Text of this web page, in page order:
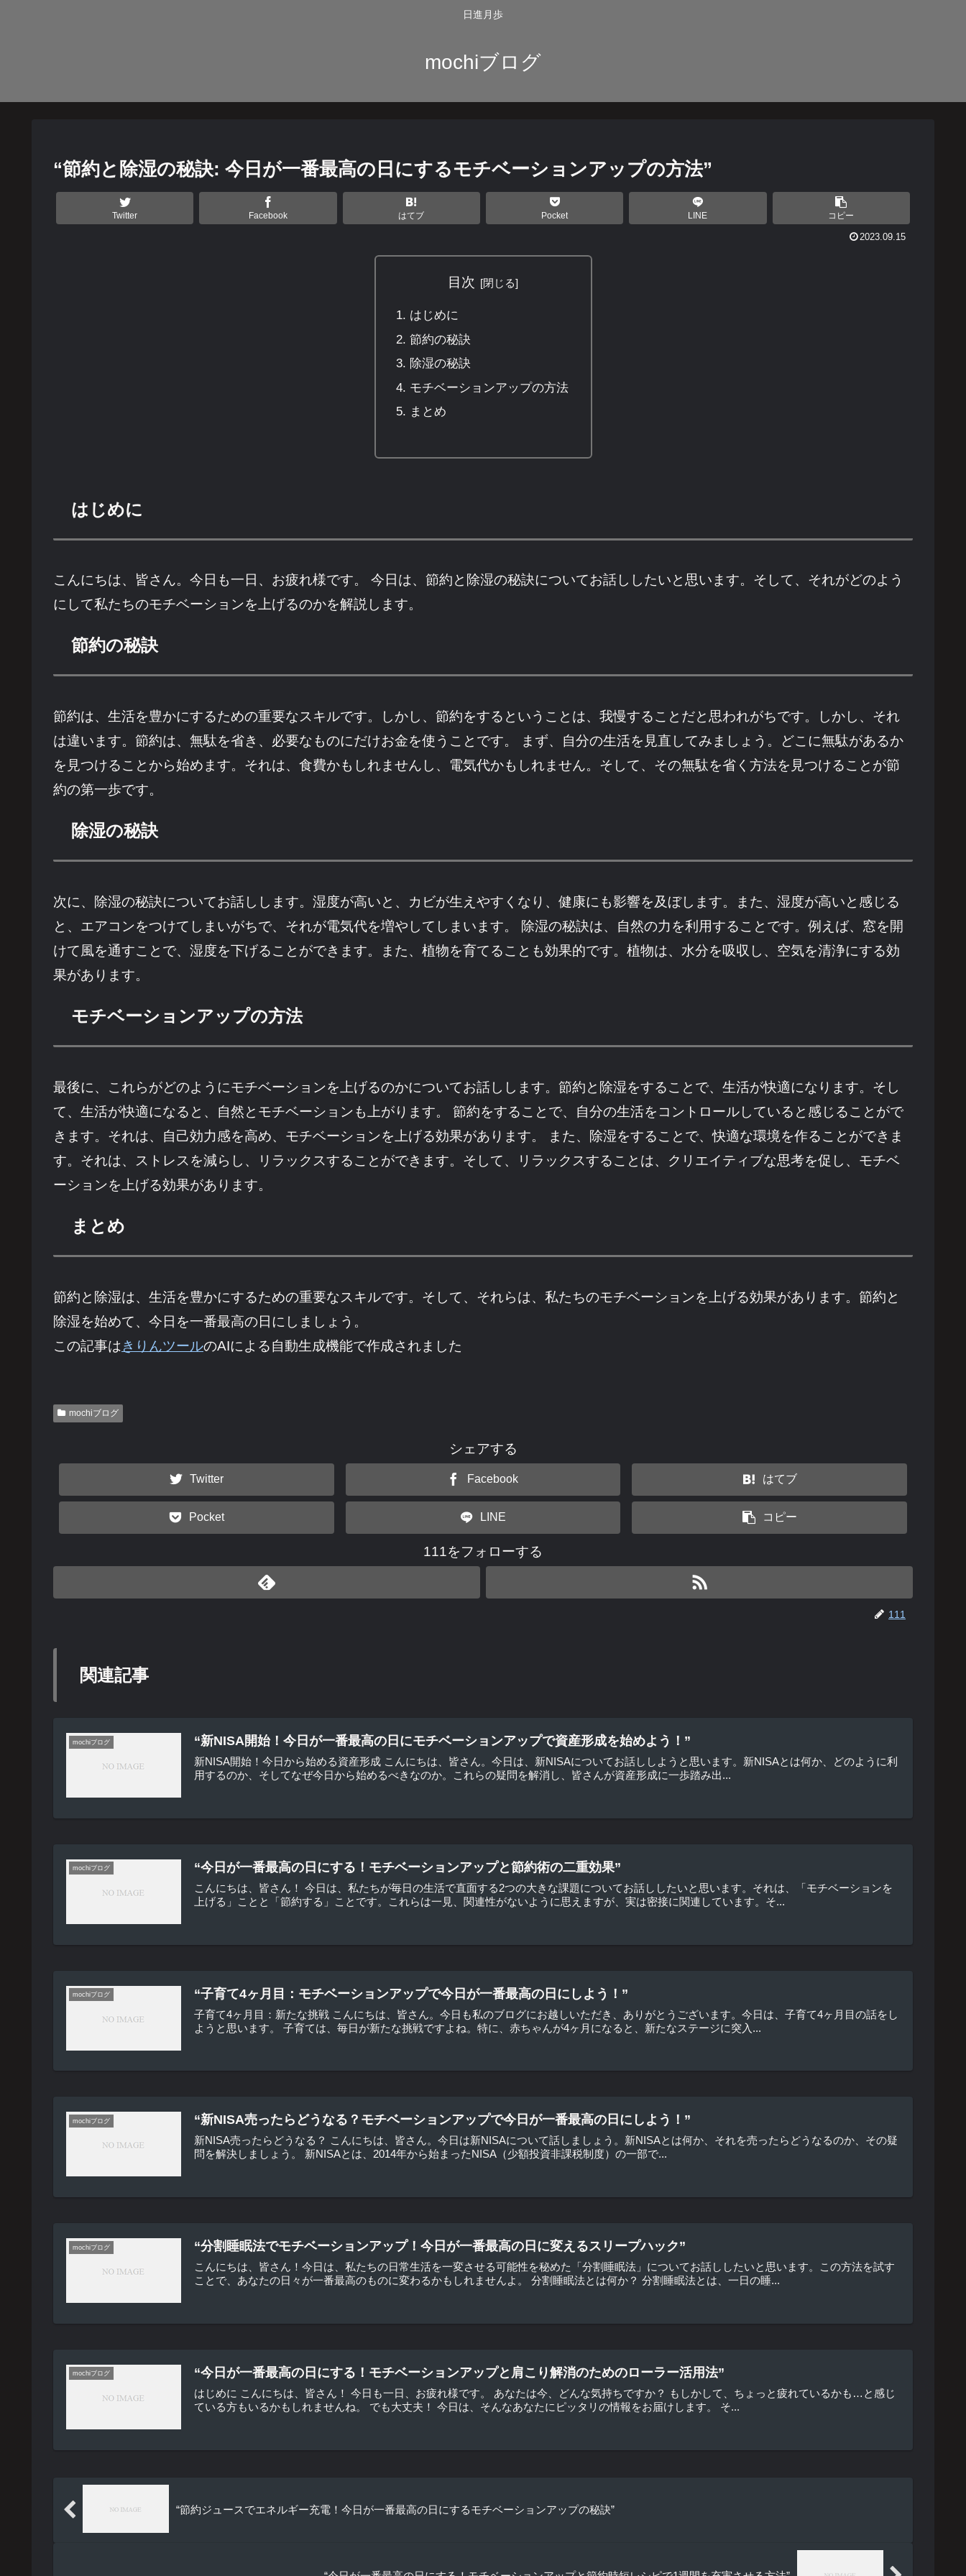
日進月歩
mochiブログ
“節約と除湿の秘訣: 今日が一番最高の日にするモチベーションアップの方法”
Twitter Facebook はてブ Pocket LINE コピー
2023.09.15
目次
はじめに
節約の秘訣
除湿の秘訣
モチベーションアップの方法
まとめ
はじめに
こんにちは、皆さん。今日も一日、お疲れ様です。 今日は、節約と除湿の秘訣についてお話ししたいと思います。そして、それがどのよう
にして私たちのモチベーションを上げるのかを解説します。
節約の秘訣
節約は、生活を豊かにするための重要なスキルです。しかし、節約をするということは、我慢することだと思われがちです。しかし、それ
は違います。節約は、無駄を省き、必要なものにだけお金を使うことです。 まず、自分の生活を見直してみましょう。どこに無駄があるか
を見つけることから始めます。それは、食費かもしれませんし、電気代かもしれません。そして、その無駄を省く方法を見つけることが節
約の第一歩です。
除湿の秘訣
次に、除湿の秘訣についてお話しします。湿度が高いと、カビが生えやすくなり、健康にも影響を及ぼします。また、湿度が高いと感じる
と、エアコンをつけてしまいがちで、それが電気代を増やしてしまいます。 除湿の秘訣は、自然の力を利用することです。例えば、窓を開
けて風を通すことで、湿度を下げることができます。また、植物を育てることも効果的です。植物は、水分を吸収し、空気を清浄にする効
果があります。
モチベーションアップの方法
最後に、これらがどのようにモチベーションを上げるのかについてお話しします。節約と除湿をすることで、生活が快適になります。そし
て、生活が快適になると、自然とモチベーションも上がります。 節約をすることで、自分の生活をコントロールしていると感じることがで
きます。それは、自己効力感を高め、モチベーションを上げる効果があります。 また、除湿をすることで、快適な環境を作ることができま
す。それは、ストレスを減らし、リラックスすることができます。そして、リラックスすることは、クリエイティブな思考を促し、モチベ
ーションを上げる効果があります。
まとめ
節約と除湿は、生活を豊かにするための重要なスキルです。そして、それらは、私たちのモチベーションを上げる効果があります。節約と
除湿を始めて、今日を一番最高の日にしましょう。
この記事はきりんツールのAIによる自動生成機能で作成されました
mochiブログ
シェアする
Twitter Facebook はてブ
Pocket LINE コピー
111をフォローする
111
関連記事
mochiブログ “新NISA開始！今日が一番最高の日にモチベーションアップで資産形成を始めよう！”
新NISA開始！今日から始める資産形成 こんにちは、皆さん。今日は、新NISAについてお話ししようと思います。新NISAとは何か、どのように利
用するのか、そしてなぜ今日から始めるべきなのか。これらの疑問を解消し、皆さんが資産形成に一歩踏み出...
mochiブログ “今日が一番最高の日にする！モチベーションアップと節約術の二重効果”
こんにちは、皆さん！ 今日は、私たちが毎日の生活で直面する2つの大きな課題についてお話ししたいと思います。それは、「モチベーションを
上げる」ことと「節約する」ことです。これらは一見、関連性がないように思えますが、実は密接に関連しています。そ...
mochiブログ “子育て4ヶ月目：モチベーションアップで今日が一番最高の日にしよう！”
子育て4ヶ月目：新たな挑戦 こんにちは、皆さん。今日も私のブログにお越しいただき、ありがとうございます。今日は、子育て4ヶ月目の話をし
ようと思います。 子育ては、毎日が新たな挑戦ですよね。特に、赤ちゃんが4ヶ月になると、新たなステージに突入...
mochiブログ “新NISA売ったらどうなる？モチベーションアップで今日が一番最高の日にしよう！”
新NISA売ったらどうなる？ こんにちは、皆さん。今日は新NISAについて話しましょう。新NISAとは何か、それを売ったらどうなるのか、その疑
問を解決しましょう。 新NISAとは、2014年から始まったNISA（少額投資非課税制度）の一部で...
mochiブログ “分割睡眠法でモチベーションアップ！今日が一番最高の日に変えるスリープハック”
こんにちは、皆さん！今日は、私たちの日常生活を一変させる可能性を秘めた「分割睡眠法」についてお話ししたいと思います。この方法を試す
ことで、あなたの日々が一番最高のものに変わるかもしれませんよ。 分割睡眠法とは何か？ 分割睡眠法とは、一日の睡...
mochiブログ “今日が一番最高の日にする！モチベーションアップと肩こり解消のためのローラー活用法”
はじめに こんにちは、皆さん！ 今日も一日、お疲れ様です。 あなたは今、どんな気持ちですか？ もしかして、ちょっと疲れているかも…と感じ
ている方もいるかもしれませんね。 でも大丈夫！ 今日は、そんなあなたにピッタリの情報をお届けします。 そ...
“節約ジュースでエネルギー充電！今日が一番最高の日にするモチベーションアップの秘訣”